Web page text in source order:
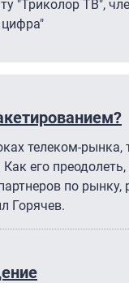
"Триколор ТВ",
телеком-рынка,
его
по рынку,
Горячев.